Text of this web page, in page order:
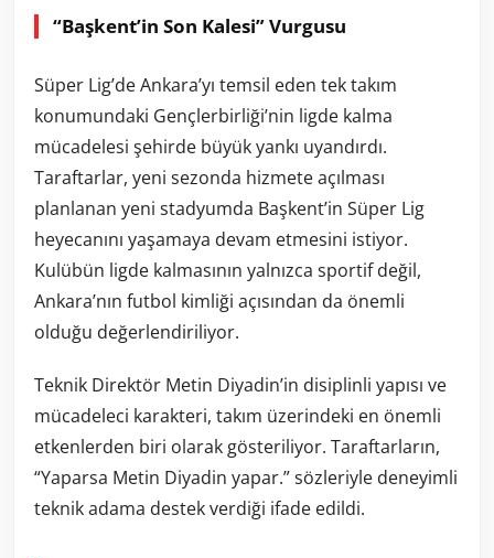
“Başkent’in Son Kalesi” Vurgusu
Süper Lig’de Ankara’yı temsil eden tek takım
konumundaki Gençlerbirliği’nin ligde kalma
mücadelesi şehirde büyük yankı uyandırdı.
Taraftarlar, yeni sezonda hizmete açılması
planlanan yeni stadyumda Başkent’in Süper Lig
heyecanını yaşamaya devam etmesini istiyor.
Kulübün ligde kalmasının yalnızca sportif değil,
Ankara’nın futbol kimliği açısından da önemli
olduğu değerlendiriliyor.
Teknik Direktör Metin Diyadin’in disiplinli yapısı ve
mücadeleci karakteri, takım üzerindeki en önemli
etkenlerden biri olarak gösteriliyor. Taraftarların,
“Yaparsa Metin Diyadin yapar.” sözleriyle deneyimli
teknik adama destek verdiği ifade edildi.